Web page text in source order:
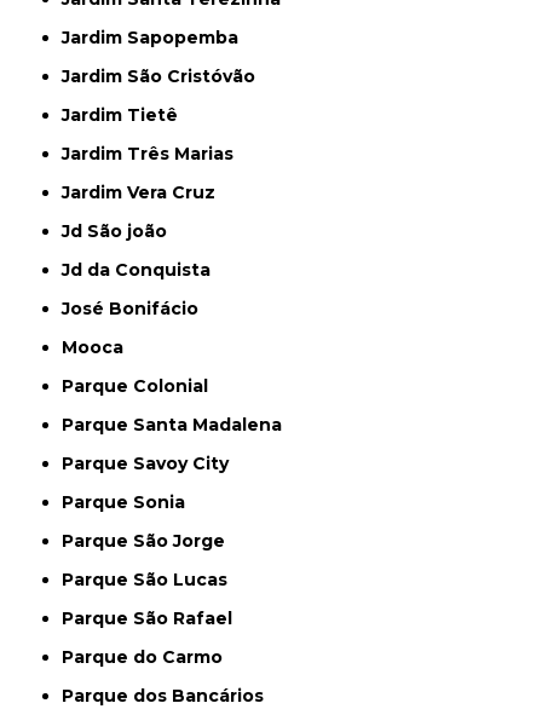
Jardim Sapopemba
Jardim São Cristóvão
Jardim Tietê
Jardim Três Marias
Jardim Vera Cruz
Jd São joão
Jd da Conquista
José Bonifácio
Mooca
Parque Colonial
Parque Santa Madalena
Parque Savoy City
Parque Sonia
Parque São Jorge
Parque São Lucas
Parque São Rafael
Parque do Carmo
Parque dos Bancários